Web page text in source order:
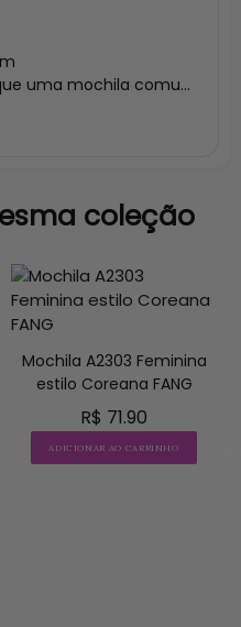
Tamanho:pouco maior que uma mochila comum
coleção
Mochila A2303 Feminina
estilo Coreana FANG
R$ 71.90
ADICIONAR AO CARRINHO